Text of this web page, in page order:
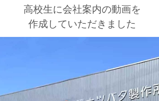
高校生に会社案内の動画を
作成していただきました